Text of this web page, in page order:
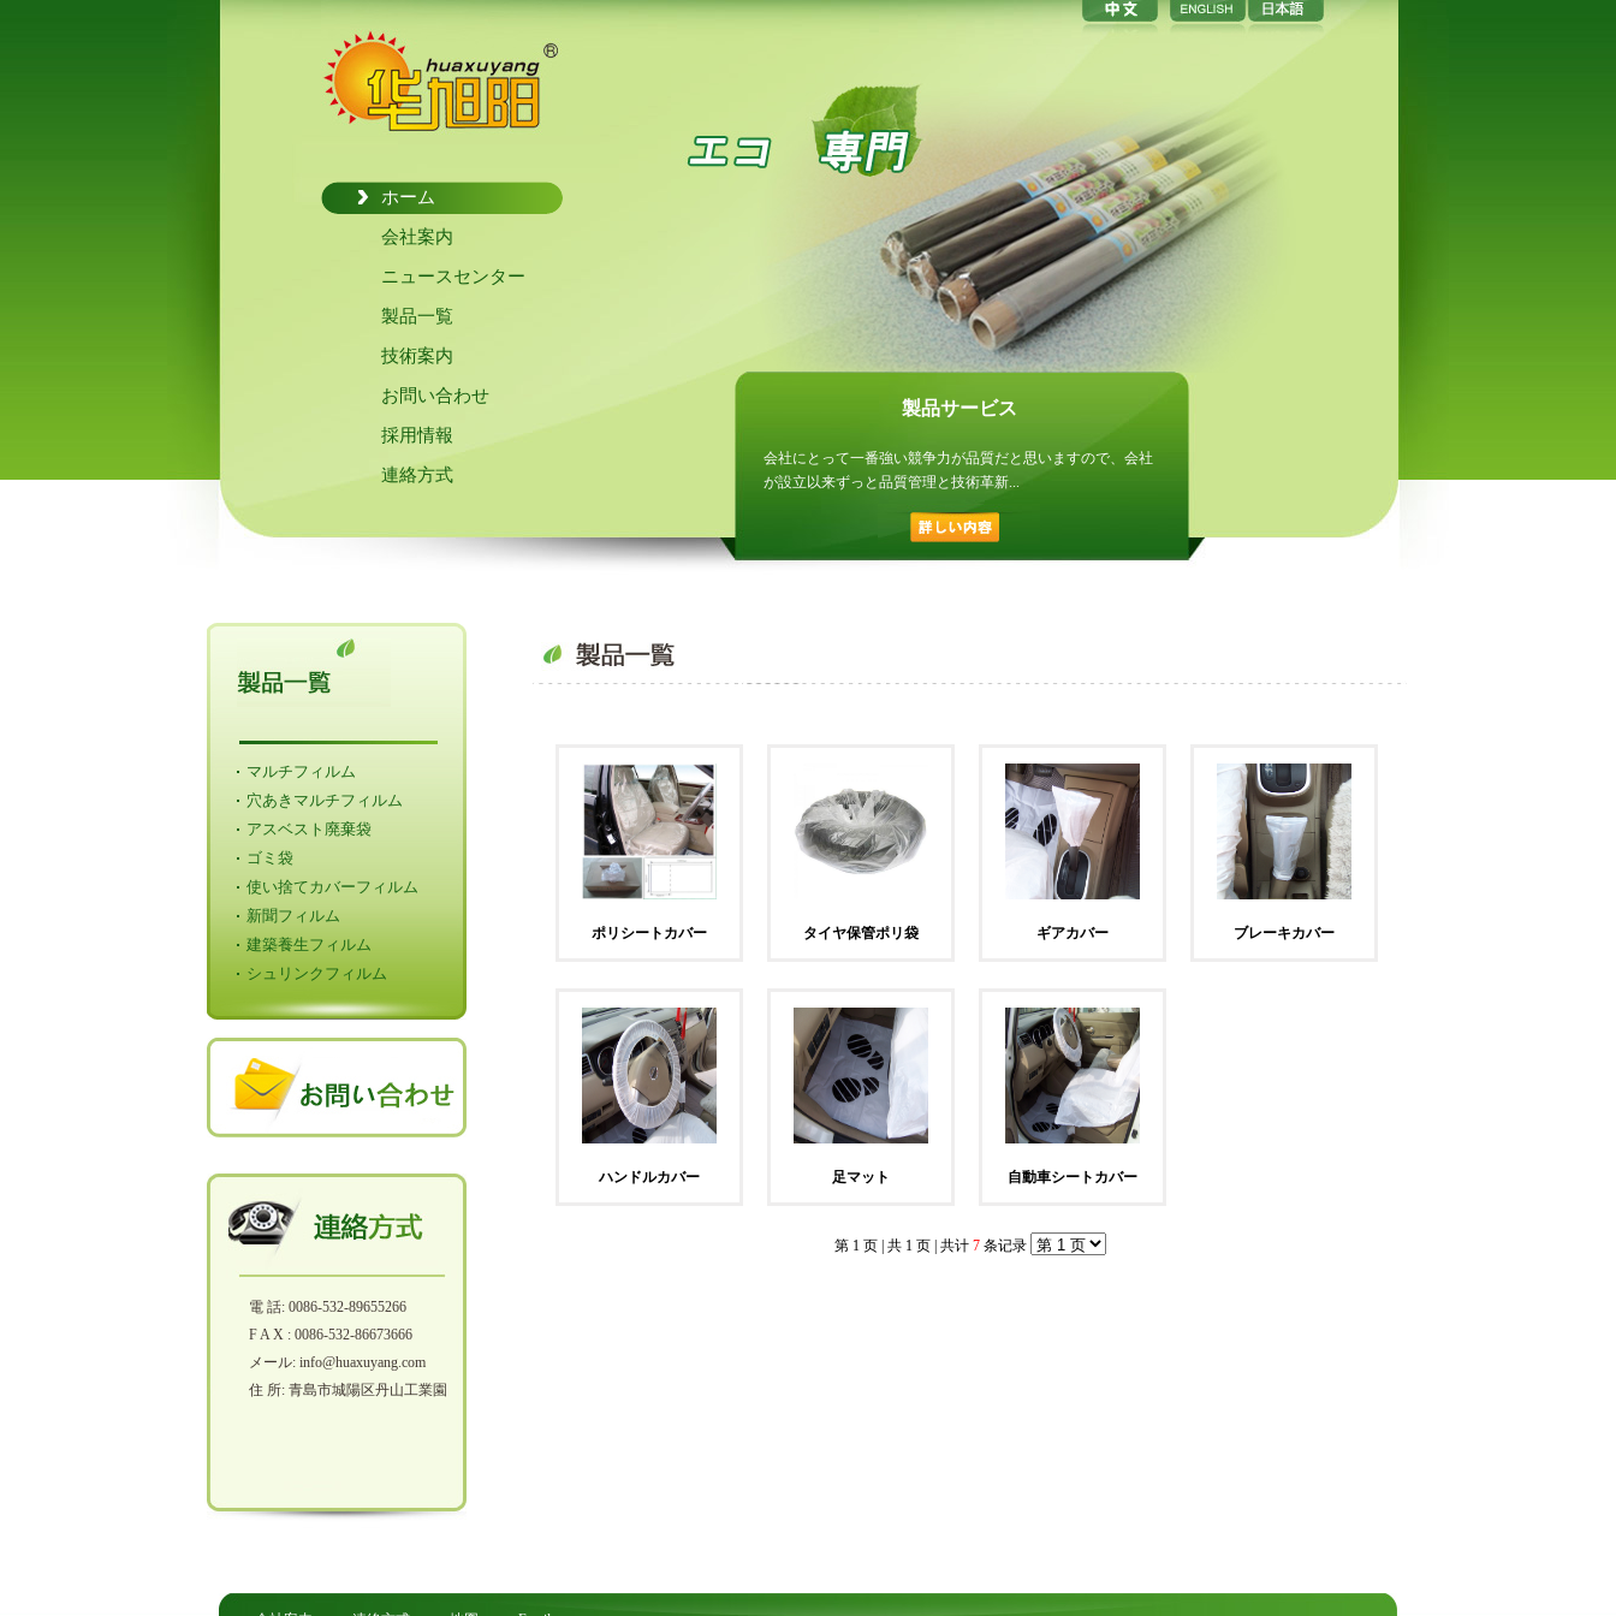
ホーム
会社案内
ニュースセンター
製品一覧
技術案内
お問い合わせ
採用情報
連絡方式
製品サービス
会社にとって一番強い競争力が品質だと思いますので、会社
が設立以来ずっと品質管理と技術革新...
マルチフィルム
穴あきマルチフィルム
アスベスト廃棄袋
ゴミ袋
使い捨てカバーフィルム
新聞フィルム
建築養生フィルム
シュリンクフィルム
電 話: 0086-532-89655266
F A X : 0086-532-86673666
メール: info@huaxuyang.com
住 所: 青島市城陽区丹山工業園
ポリシートカバー タイヤ保管ポリ袋 ギアカバー ブレーキカバー
ハンドルカバー 足マット 自動車シートカバー
第 1 页 共 1 页 | 共计 7 条记录